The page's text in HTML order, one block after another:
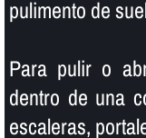
pulimento de
Para pulir o
dentro de una
escaleras,